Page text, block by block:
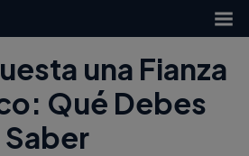
una Fianza
Qué Debes
Saber